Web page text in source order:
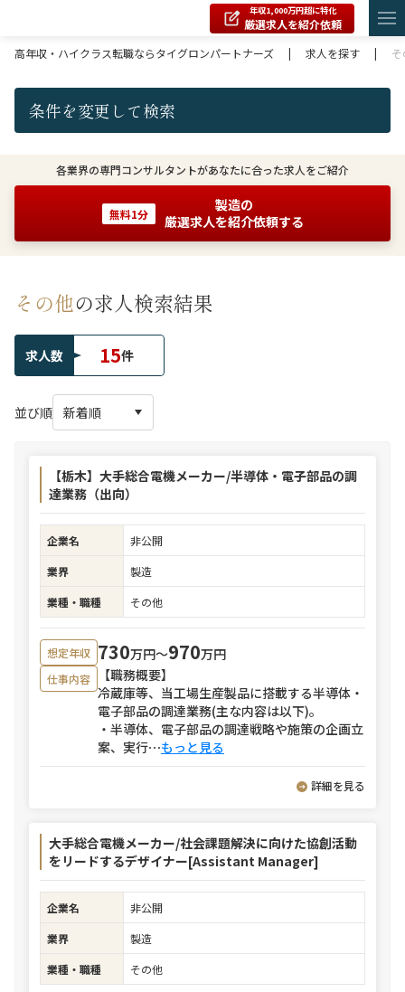
年収1,000万円超に特化
厳選求人を紹介依頼
高年収・ハイクラス転職ならタイグロンパートナーズ
| 求人を探す |
条件を変更して検索
各業界の専門コンサルタントがあなたに合った求人をご紹介
無料1分
製造の
厳選求人を紹介依頼する
その他の求人検索結果
求人数 15件
並び順
【栃木】大手総合電機メーカー/半導体・電子部品の調
達業務（出向）
企業名
非公開
業界
製造
業種・職種
その他
想定年収 730万円〜970万円
仕事内容
【職務概要】
冷蔵庫等、当工場生産製品に搭載する半導体・
電子部品の調達業務(主な内容は以下)。
・半導体、電子部品の調達戦略や施策の企画立
案、実行⋯もっと見る
詳細を見る
大手総合電機メーカー/社会課題解決に向けた協創活動
をリードするデザイナー[Assistant Manager]
企業名
非公開
業界
製造
業種・職種
その他